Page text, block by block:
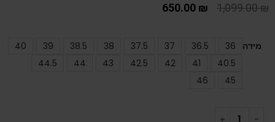
1,099.00₪
650.00 ₪
מידה 36
36.5
37
37.5
38
38.5
39
40
40.5
41
42
42.5
43
44
44.5
45
46